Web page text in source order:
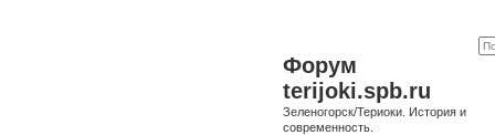
Форум
terijoki.spb.ru
Зеленогорск/Териоки. История и
современность.